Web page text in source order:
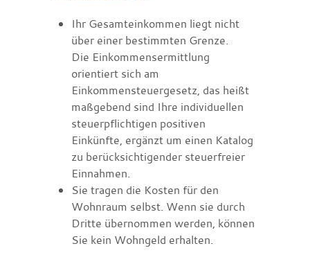
Ihr Gesamteinkommen liegt nicht
über einer bestimmten Grenze.
Die Einkommensermittlung
orientiert sich am
Einkommensteuergesetz, das heißt
maßgebend sind Ihre individuellen
steuerpflichtigen positiven
Einkünfte, ergänzt um einen Katalog
zu berücksichtigender steuerfreier
Einnahmen.
Sie tragen die Kosten für den
Wohnraum selbst. Wenn sie durch
Dritte übernommen werden, können
Sie kein Wohngeld erhalten.